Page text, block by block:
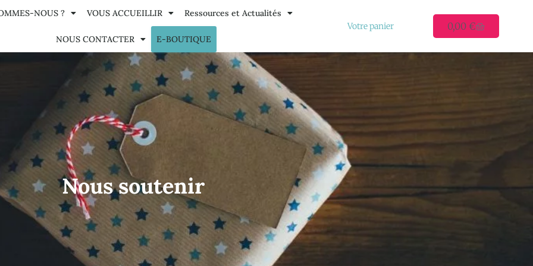
NOUS ? VOUS ACCUEILLIR Ressources et Actualités
NOUS CONTACTER E-BOUTIQUE
Votre panier 0,00€
Nous soutenir